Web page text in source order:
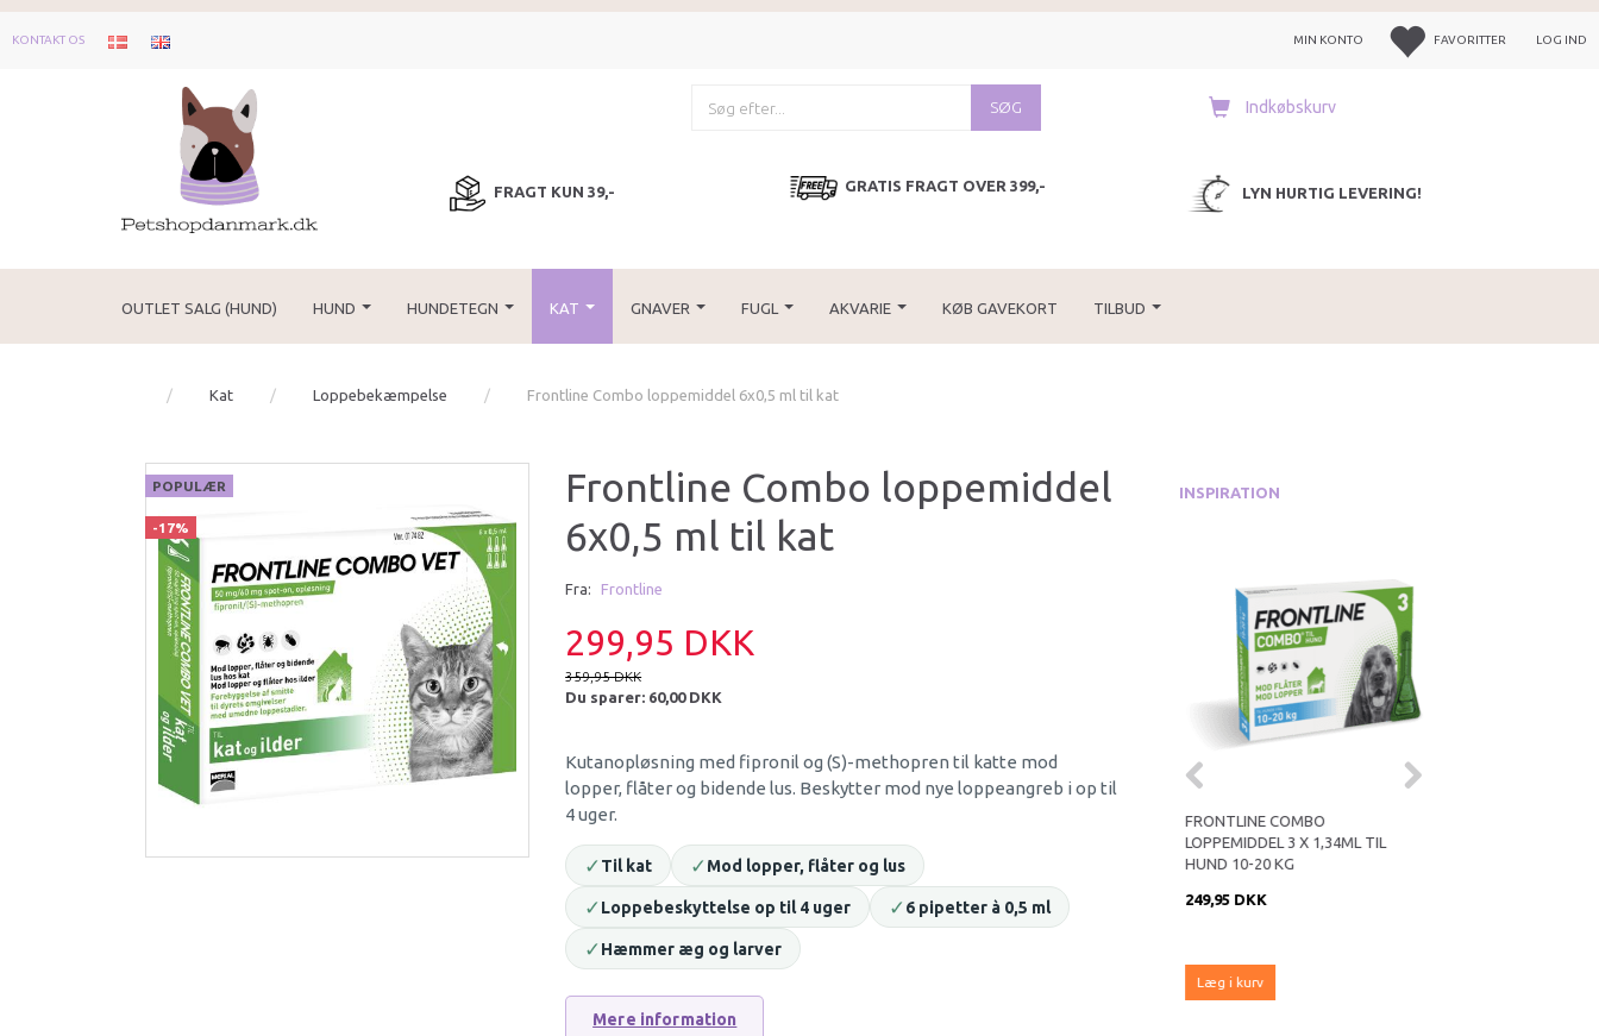
FAVORITTER LOG IND
MIN KONTO
KONTAKT OS
SØG Indkøbskurv
FRAGT KUN 39,- GRATIS FRAGT OVER 399,- LYN HURTIG LEVERING!
OUTLET SALG (HUND) HUND HUNDETEGN KAT GNAVER FUGL AKVARIE KØB GAVEKORT TILBUD
Kat Loppebekæmpelse Frontline Combo loppemiddel 6x0,5 ml til kat
POPULÆR
-17%
Frontline Combo loppemiddel
6x0,5 ml til kat
Fra: Frontline
299,95 DKK
359,95 DKK
Du sparer: 60,00 DKK
Kutanopløsning med fipronil og (S)-methopren til katte mod
lopper, flåter og bidende lus. Beskytter mod nye loppeangreb i op til
4 uger.
✓Til kat ✓Mod lopper, flåter og lus
✓Loppebeskyttelse op til 4 uger ✓6 pipetter à 0,5 ml
✓Hæmmer æg og larver
Mere information
INSPIRATION
11 KG
115,95 DKK
139,95 DKK
Du sparer: 24,00 DKK
229,95 DKK
FRONTLINE COMBO
LOPPEMIDDEL 3 X 1,34ML TIL
HUND 10-20 KG
249,95 DKK
Læg i kurv